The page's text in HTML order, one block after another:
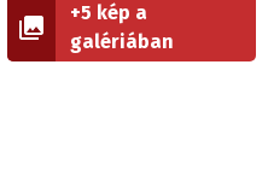
+5 kép a
galériában